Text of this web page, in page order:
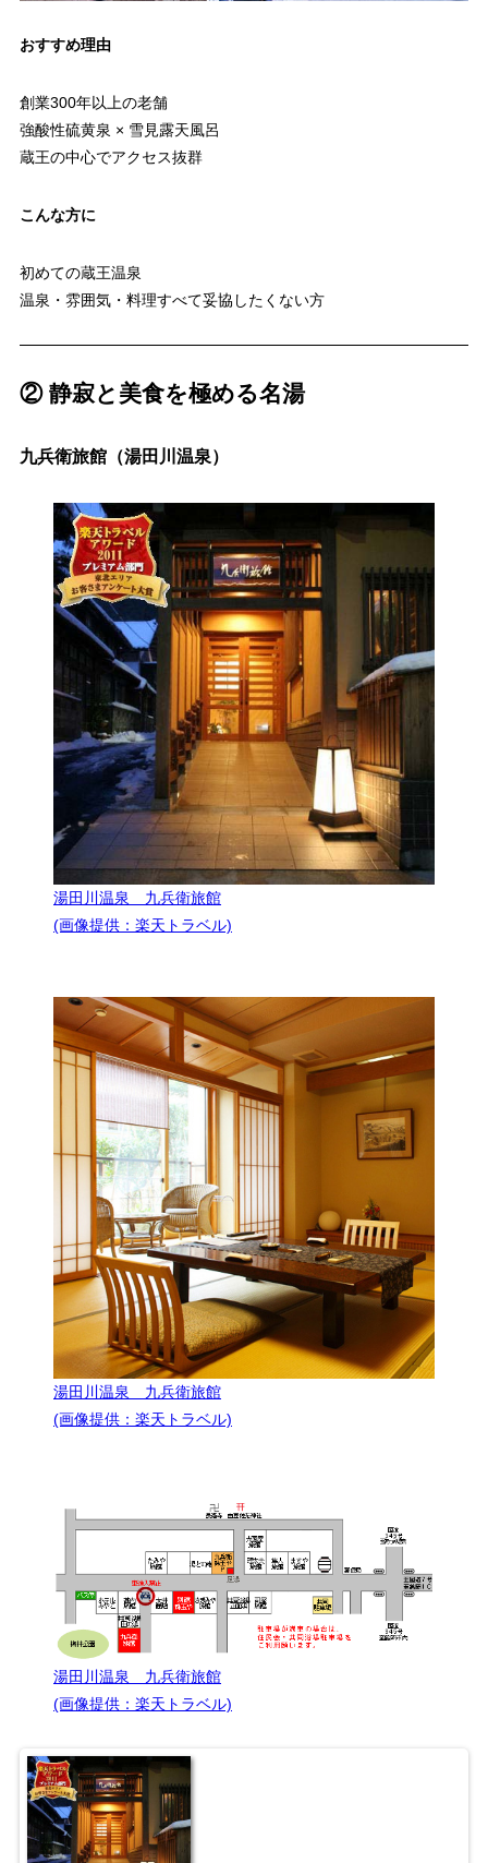
おすすめ理由
創業300年以上の老舗
強酸性硫黄泉 × 雪見露天風呂
蔵王の中心でアクセス抜群
こんな方に
初めての蔵王温泉
温泉・雰囲気・料理すべて妥協したくない方
② 静寂と美食を極める名湯
九兵衛旅館（湯田川温泉）
湯田川温泉 九兵衛旅館
(画像提供：楽天トラベル)
湯田川温泉 九兵衛旅館
(画像提供：楽天トラベル)
湯田川温泉 九兵衛旅館
(画像提供：楽天トラベル)